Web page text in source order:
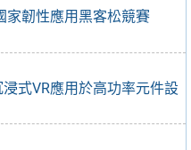
家韌性應用黑客松競賽
式VR應用於高功率元件設